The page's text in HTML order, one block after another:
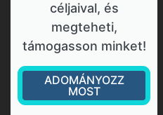
céljaival, és
megteheti,
támogasson minket!
ADOMÁNYOZZ
MOST